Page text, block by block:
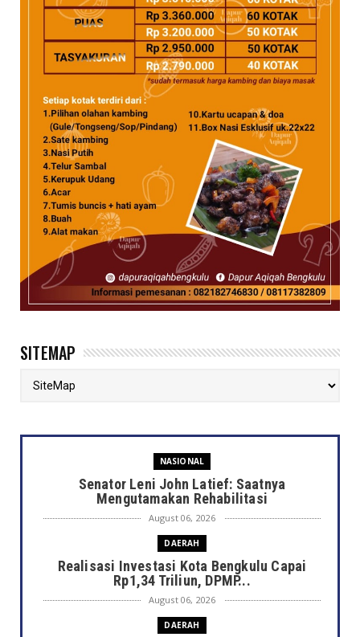
SITEMAP
NASIONAL
Senator Leni John Latief: Saatnya
Mengutamakan Rehabilitasi
August 06, 2026
DAERAH
Realisasi Investasi Kota Bengkulu Capai
Rp1,34 Triliun, DPMP...
August 06, 2026
DAERAH